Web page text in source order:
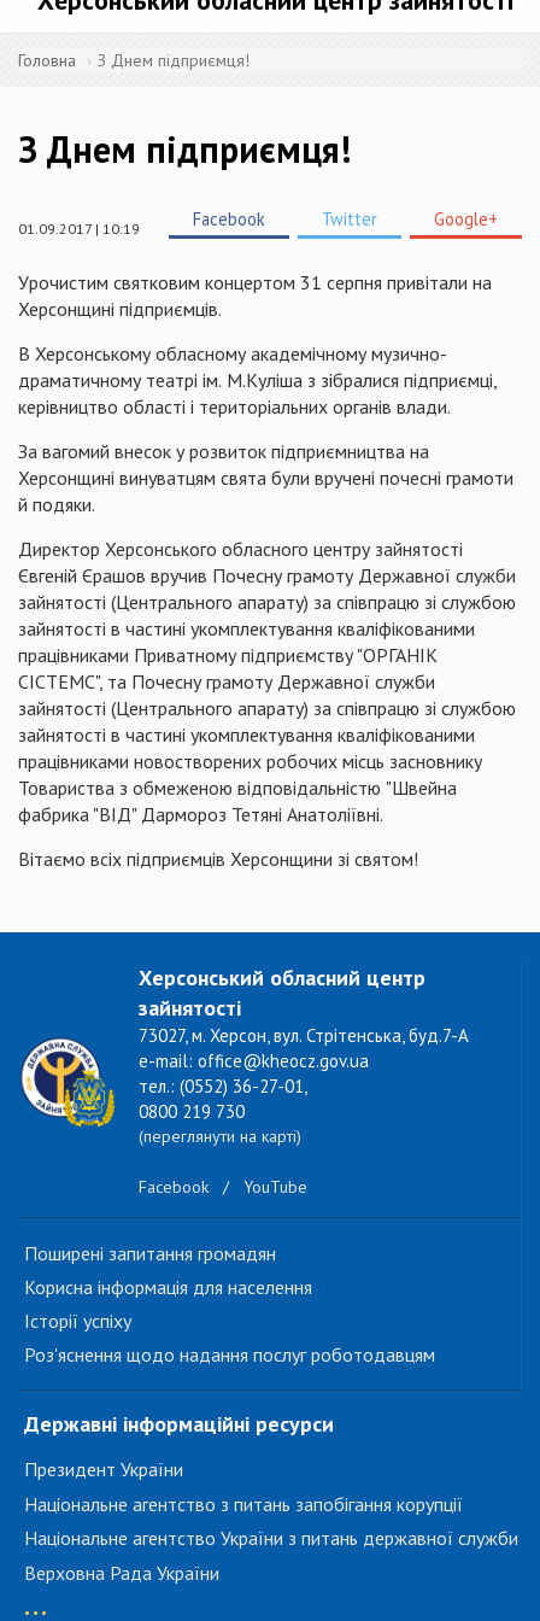
Головна З Днем підприємця!
З Днем підприємця!
01.09.2017 | 10:19 Facebook Twitter Google+
Урочистим святковим концертом 31 серпня привітали на
Херсонщині підприємців.
В Херсонському обласному академічному музично-
драматичному театрі ім. М.Куліша з зібралися підприємці,
керівництво області і територіальних органів влади.
За вагомий внесок урозвиток підприємництва на
Херсонщині винуватцям свята були вручені почесні грамоти
й подяки.
Директор Херсонського обласного центру зайнятості
Євгеній Єрашов вручив Почесну грамоту Державної служби
зайнятості (Центрального апарату) за співпрацю зі службою
зайнятості в частині укомплектування кваліфікованими
працівниками Приватному підприємству "ОРГАНІК
СІСТЕМС", та Почесну грамоту Державної служби
зайнятості (Центрального апарату) за співпрацю зі службою
зайнятості в частині укомплектування кваліфікованими
працівниками новостворених робочих місць засновнику
Товариства з обмеженою відповідальністю "Швейна
фабрика "ВІД" Дармороз Тетяні Анатоліївні.
Вітаємо всіх підприємців Херсонщини зі святом!
Херсонський обласний центр
зайнятості
73027, м. Херсон, вул. Стрітенська, буд.7-А
e-mail: office@kheocz.gov.ua
тел.: (0552) 36-27-01,
0800 219 730
(переглянути на карті)
Facebook / YouTube
Поширені запитання громадян
Корисна інформація для населення
Історії успіху
Роз'яснення щодо надання послуг роботодавцям
Державні інформаційні ресурси
Президент України
Національне агентство з питань запобігання корупції
Національне агентство України з питань державної служби
Верховна Рада України
...